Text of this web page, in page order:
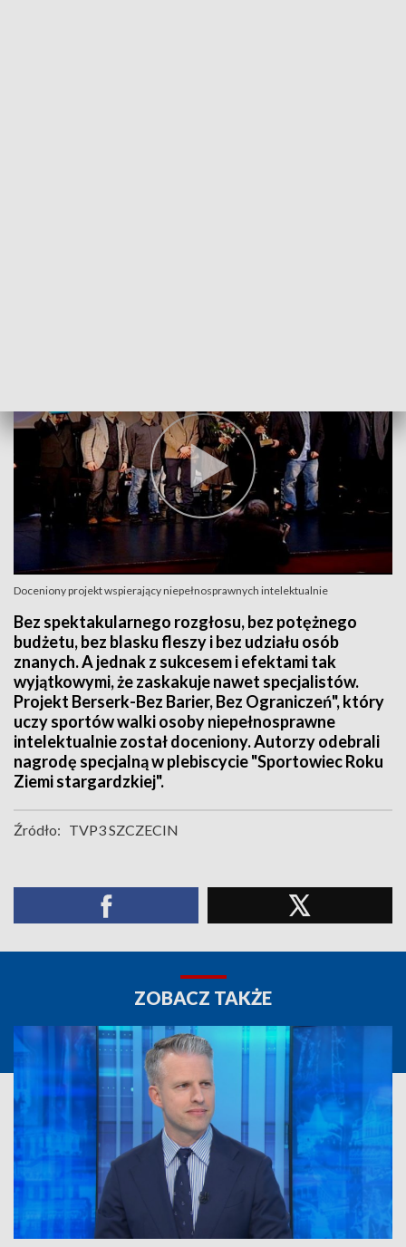
Doceniony projekt wspierający niepełnosprawnych intelektualnie
Bez spektakularnego rozgłosu, bez potężnego
budżetu, bez blasku fleszy i bez udziału osób
znanych. A jednak z sukcesem i efektami tak
wyjątkowymi, że zaskakuje nawet specjalistów.
Projekt Berserk-Bez Barier, Bez Ograniczeń", który
uczy sportów walki osoby niepełnosprawne
intelektualnie został doceniony. Autorzy odebrali
nagrodę specjalną w plebiscycie "Sportowiec Roku
Ziemi stargardzkiej".
Źródło: TVP3 SZCZECIN
ZOBACZ TAKŻE